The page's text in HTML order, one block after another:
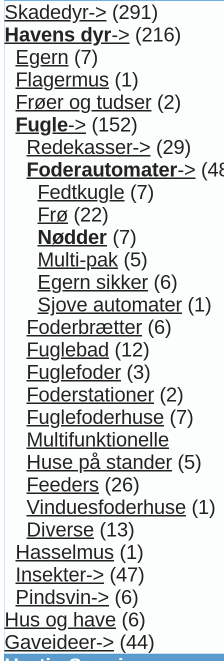
Skadedyr-> (291)
Havens dyr-> (216)
Egern (7)
Flagermus (1)
Frøer og tudser (2)
Fugle-> (152)
Redekasser-> (29)
Foderautomater->
Fedtkugle (7)
Frø (22)
Nødder (7)
Multi-pak (5)
Egern sikker (6)
Sjove automater (1)
Foderbrætter (6)
Fuglebad (12)
Fuglefoder (3)
Foderstationer (2)
Fuglefoderhuse (7)
Multifunktionelle
Huse på stander (5)
Feeders (26)
Vinduesfoderhuse (1)
Diverse (13)
Hasselmus (1)
Insekter-> (47)
Pindsvin-> (6)
Hus og have (6)
Gaveideer-> (44)